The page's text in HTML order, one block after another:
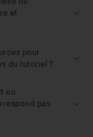
et
pour
du tutoriel ?
ou
pas